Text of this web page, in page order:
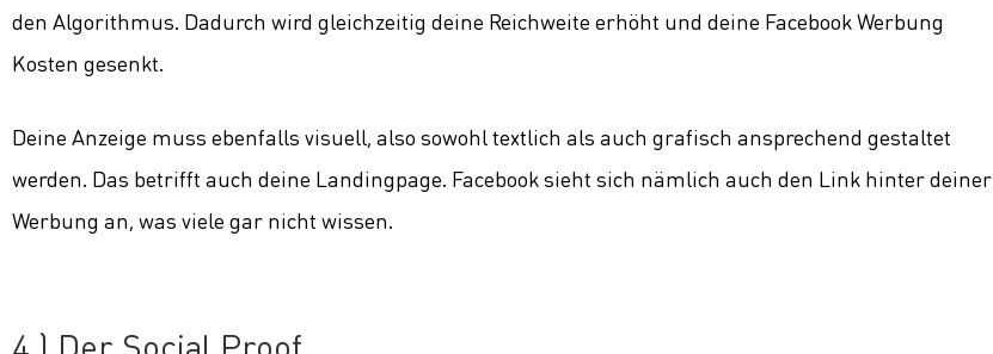
den Algorithmus. Dadurch wird gleichzeitig deine Reichweite erhöht und deine Facebook Werbung
Kosten gesenkt.
Deine Anzeige muss ebenfalls visuell, also sowohl textlich als auch grafisch ansprechend gestaltet
werden. Das betrifft auch deine Landingpage. Facebook sieht sich nämlich auch den Link hinter deiner
Werbung an, was viele gar nicht wissen.